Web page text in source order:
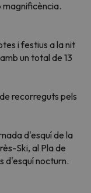
magnificència.
i festius a la nit
un total de 13
recorreguts pels
d'esquí de la
Ski, al Pla de
d'esquí nocturn.